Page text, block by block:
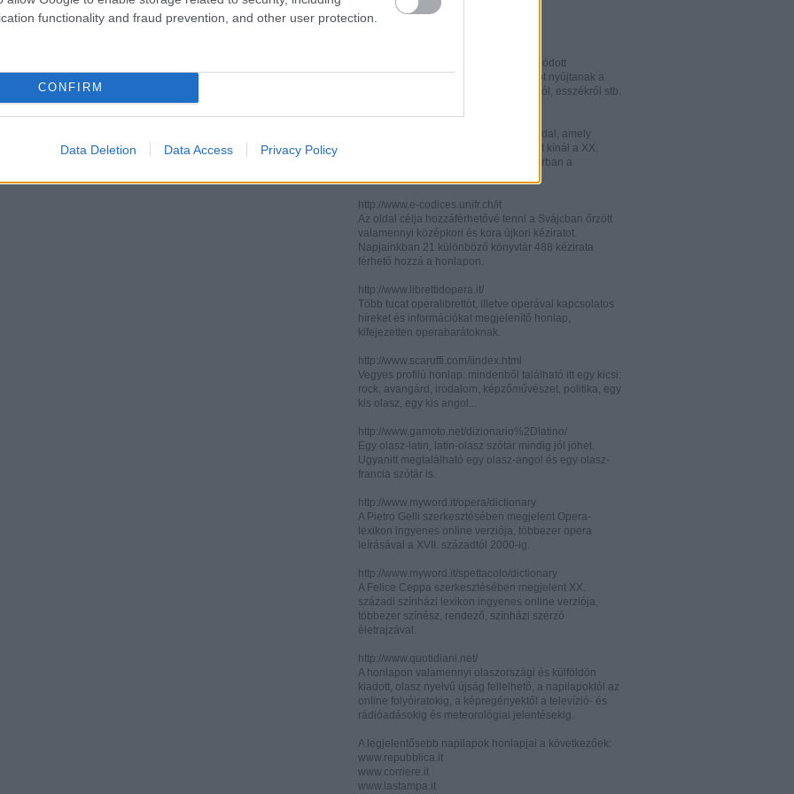
functionality and fraud prevention, and other user protection.
CONFIRM
Data Deletion Data Access Privacy Policy
http://www.italianistica.info/
Két, italianisztikai kutatásra specializálódott
információs portál - számos információt nyújtanak a
legújabb publikációkról, konferenciákról, esszékről stb.
http://digilander.libero.it/letteratura/
Könnyen áttkinthető irodalomkritikai oldal, amely
műelemzéseket és szerzői életrajzokat kínál a XX.
század elejéről. Célközönsége elsősorban a
http://www.e-codices.unifr.ch/it
Az oldal célja hozzáférhetővé tenni a Svájcban őrzött
valamennyi középkori és kora újkori kéziratot.
Napjainkban 21 különböző könyvtár 488 kézirata
férhető hozzá a honlapon.
http://www.librettidopera.it/
Több tucat operalibrettót, illetve operával kapcsolatos
híreket és információkat megjelenítő honlap,
kifejezetten operabarátoknak.
http://www.scaruffi.com/iindex.html
Vegyes profilú honlap: mindenből található itt egy kicsi:
rock, avangárd, irodalom, képzőművészet, politika, egy
kis olasz, egy kis angol...
http://www.gamoto.net/dizionario%2Dlatino/
Egy olasz-latin, latin-olasz szótár mindig jól jöhet.
Ugyanitt megtalálható egy olasz-angol és egy olasz-
francia szótár is.
http://www.myword.it/opera/dictionary
A Pietro Gelli szerkesztésében megjelent Opera-
lexikon ingyenes online verziója, többezer opera
leírásával a XVII. századtól 2000-ig.
http://www.myword.it/spettacolo/dictionary
A Felice Ceppa szerkesztésében megjelent XX.
századi színházi lexikon ingyenes online verziója,
többezer színész, rendező, színházi szerző
életrajzával.
http://www.quotidiani.net/
A honlapon valamennyi olaszországi és külföldön
kiadott, olasz nyelvű újság fellelhető, a napilapoktól az
online folyóiratokig, a képregényektől a televízió- és
rádióadásokig és meteorológiai jelentésekig.
A legjelentősebb napilapok honlapjai a következőek:
www.repubblica.it
www.corriere.it
www.lastampa.it